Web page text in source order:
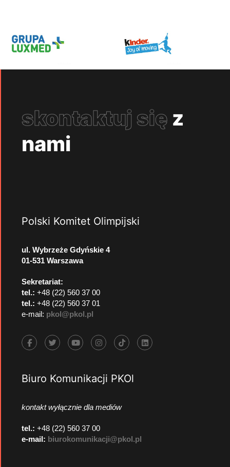
skontaktuj się z
nami
Polski Komitet Olimpijski
ul. Wybrzeże Gdyńskie 4
01-531 Warszawa
Sekretariat:
tel.: +48 (22) 560 37 00
tel.: +48 (22) 560 37 01
e-mail: pkol@pkol.pl
Biuro Komunikacji PKOl
kontakt wyłącznie dla mediów
tel.: +48 (22) 560 37 00
e-mail: biurokomunikacji@pkol.pl